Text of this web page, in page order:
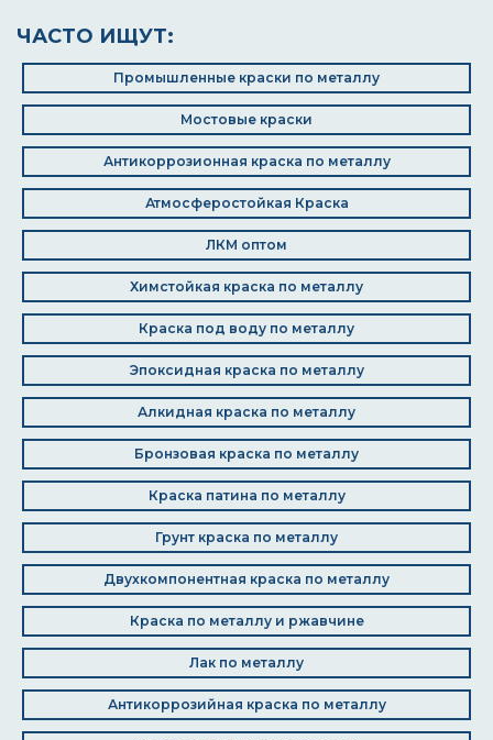
ЧАСТО ИЩУТ:
Промышленные краски по металлу
Мостовые краски
Антикоррозионная краска по металлу
Атмосферостойкая Краска
ЛКМ оптом
Химстойкая краска по металлу
Краска под воду по металлу
Эпоксидная краска по металлу
Алкидная краска по металлу
Бронзовая краска по металлу
Краска патина по металлу
Грунт краска по металлу
Двухкомпонентная краска по металлу
Краска по металлу и ржавчине
Лак по металлу
Антикоррозийная краска по металлу